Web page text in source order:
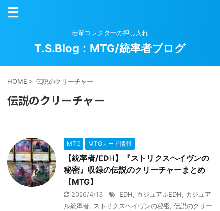
若輩コレクターの押し入れ
T.S.Blog：MTG/統率者ブログ
HOME > 伝説のクリーチャー
伝説のクリーチャー
MTG MTGカード情報
【統率者/EDH】『ストリクスヘイヴンの
秘密』収録の伝説のクリーチャーまとめ
【MTG】
2026/4/13 EDH カジュアルEDH
カジュア
ル統率者
ストリクスヘイヴンの秘密 伝説のクリー